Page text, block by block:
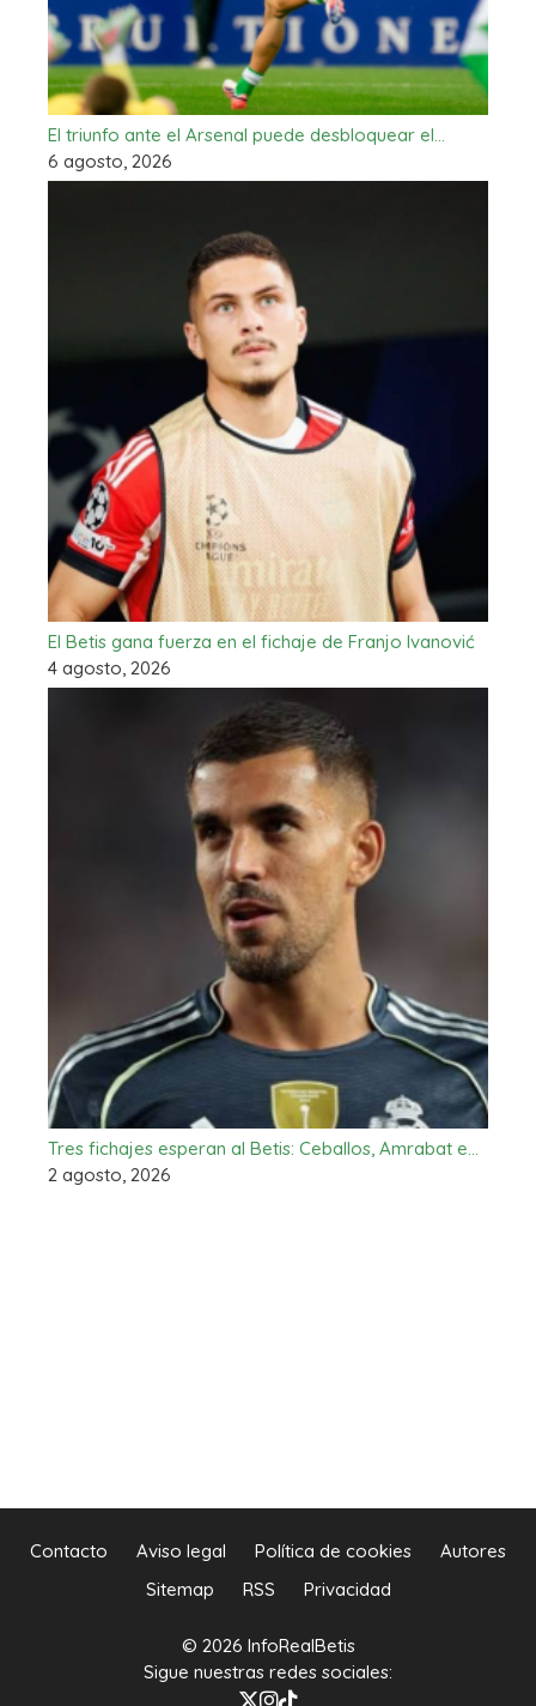
El triunfo ante el Arsenal puede desbloquear el…
6 agosto, 2026
El Betis gana fuerza en el fichaje de Franjo Ivanović
4 agosto, 2026
Tres fichajes esperan al Betis: Ceballos, Amrabat e…
2 agosto, 2026
Contacto Aviso legal Política de cookies
Autores
Sitemap
RSS Privacidad
© 2026 InfoRealBetis
Sigue nuestras redes sociales: